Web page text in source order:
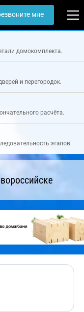
мне
домокомплекта.
и перегородок.
расчёта.
этапов.